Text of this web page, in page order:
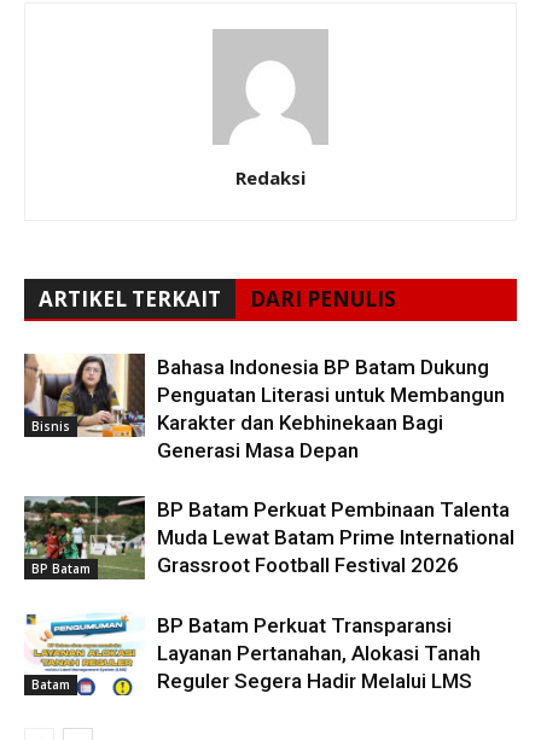
Redaksi
ARTIKEL TERKAIT DARI PENULIS
Bisnis
Bahasa Indonesia BP Batam Dukung
Penguatan Literasi untuk Membangun
Karakter dan Kebhinekaan Bagi
Generasi Masa Depan
BP Batam
BP Batam Perkuat Pembinaan Talenta
Muda Lewat Batam Prime International
Grassroot Football Festival 2026
Batam
BP Batam Perkuat Transparansi
Layanan Pertanahan, Alokasi Tanah
Reguler Segera Hadir Melalui LMS